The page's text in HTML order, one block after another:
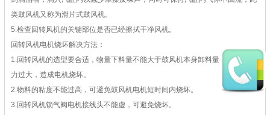
类鼓风机又称为滑片式鼓风机。
5.检查回转风机的关键部位是否已经擦拭干净风机。
回转风机电机烧坏解决方法：
1.回转风机的选型要合适，物量下料量不能大于鼓风机本身卸料量，可避免压
力过大，造成电机烧坏。
2.物料的粘度不能过高，可避免鼓风机电机短时间内烧坏。
3.回转风机锁气阀电机接线头不能虚，可避免烧坏。